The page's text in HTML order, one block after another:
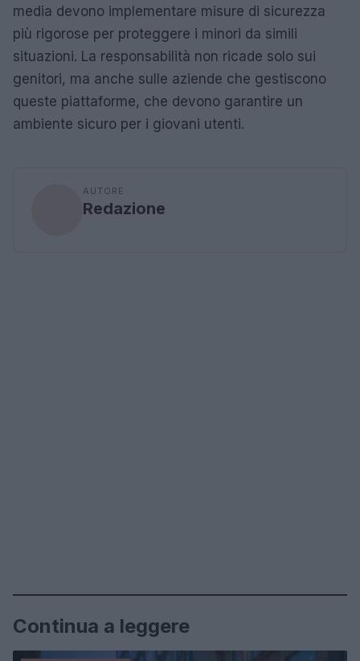
media devono implementare misure di sicurezza
più rigorose per proteggere i minori da simili
situazioni. La responsabilità non ricade solo sui
genitori, ma anche sulle aziende che gestiscono
queste piattaforme, che devono garantire un
ambiente sicuro per i giovani utenti.
AUTORE
Redazione
Continua a leggere